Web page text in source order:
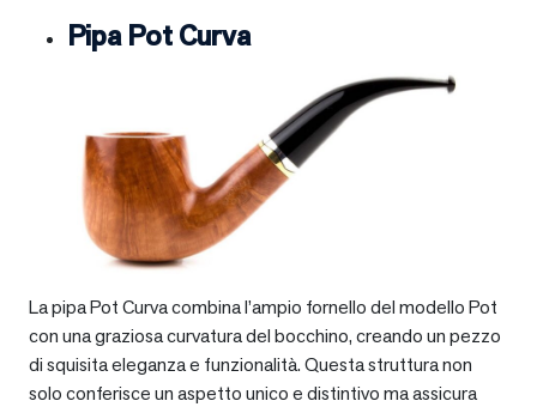
Pipa Pot Curva
La pipa Pot Curva combina l’ampio fornello del modello Pot
con una graziosa curvatura del bocchino, creando un pezzo
di squisita eleganza e funzionalità. Questa struttura non
solo conferisce un aspetto unico e distintivo ma assicura